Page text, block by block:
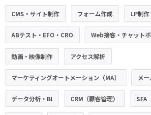
CMS・サイト制作 フォーム作成 LP制
ABテスト・EFO・CRO Web接客・チャット
動画・映像制作 アクセス解析
マーケティングオートメーション（MA） メ
データ分析・BI CRM（顧客管理） SFA